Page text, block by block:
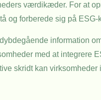
værdikæder. For at
og forberede sig på ESG-
information
med at integrere
skridt kan